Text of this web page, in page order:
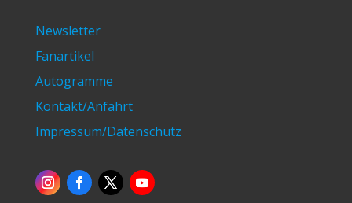
Newsletter
Fanartikel
Autogramme
Kontakt/Anfahrt
Impressum/Datenschutz